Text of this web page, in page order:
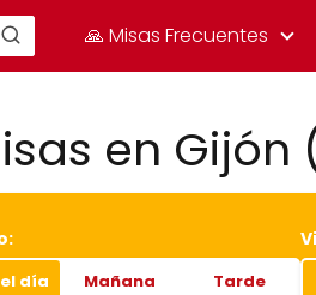
🙏 Misas Frecuentes
en Gijón
día Mañana Tarde